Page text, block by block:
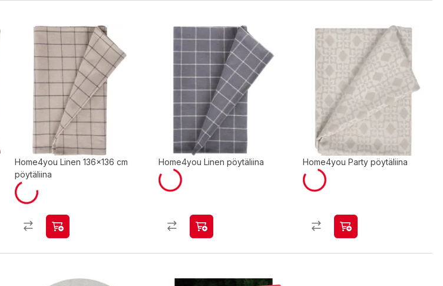
Home4you Linen 136x136 cm
pöytäliina
Home4you Linen pöytäliina Home4you Party pöytäliina